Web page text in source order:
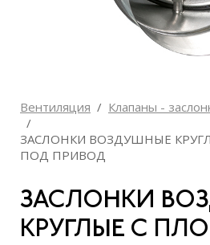
Вентиляция
Клапаны -
ЗАСЛОНКИ ВОЗДУШНЫЕ
ПОД ПРИВОД
ЗАСЛОНКИ
КРУГЛЫЕ С